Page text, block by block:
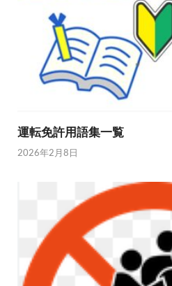
運転免許用語集一覧
2026年2月8日